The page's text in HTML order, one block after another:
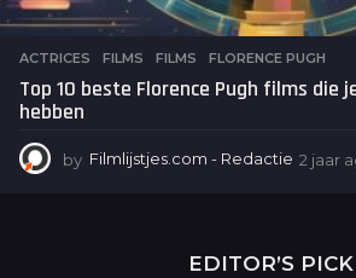
ACTRICES ,FILMS FILMS ,FLORENCE PUGH
Top 10 beste Florence Pugh films die
hebben
by Filmlijstjes.com - Redactie 2 jaar
EDITOR’S PICK